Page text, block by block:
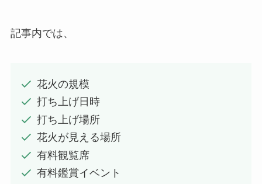
記事内では、
花火の規模
打ち上げ日時
打ち上げ場所
花火が見える場所
有料観覧席
有料鑑賞イベント